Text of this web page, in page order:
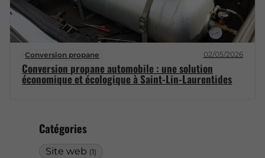
Catégories
Site web (1)
Conversion propane 02/05/2026
Conversion propane automobile : une solution
économique et écologique à Saint-Lin-Laurentides